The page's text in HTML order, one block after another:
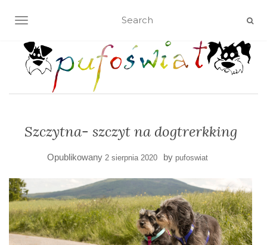
TOGGLE NAVIGATION
Szczytna- szczyt na dogtrerkking
Opublikowany 2 sierpnia 2020 by pufoswiat